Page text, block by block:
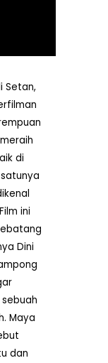
Setan,
di
ini
Dini
Maya
dan